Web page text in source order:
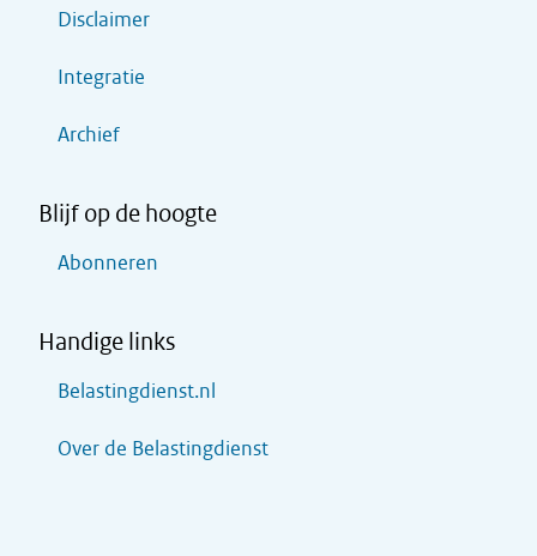
Disclaimer
Integratie
Archief
Blijf op de hoogte
Abonneren
Handige links
Belastingdienst.nl
Over de Belastingdienst